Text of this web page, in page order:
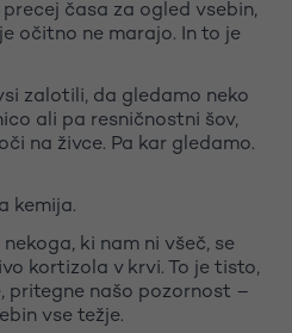
časa za ogled vsebin,
očitno ne marajo. In to je
zalotili, da gledamo neko
ali pa resničnostni šov,
na živce. Pa kar gledamo.
kemija.
ki nam ni všeč, se
kortizola v krvi. To je tisto,
pritegne našo pozornost –
vse težje.